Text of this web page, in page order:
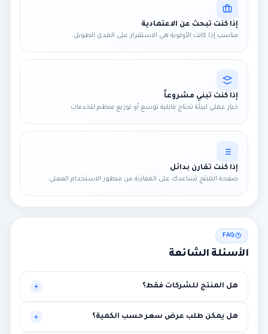
إذا كنت تبحث عن الاعتمادية
مناسب إذا كانت الأولوية هي الاستقرار على المدى الطويل.
إذا كنت تبني مشروعاً
خيار عملي لبيئة تحتاج قابلية توسع أو توزيع منظم للخدمات.
إذا كنت تقارن بدائل
صفحة المنتج تساعدك على المقارنة من منظور الاستخدام الفعلي.
FAQ
الأسئلة الشائعة
هل المنتج للشركات فقط؟
مستوى أعلى من الاستقرار.
هل يمكن طلب عرض سعر حسب الكمية؟